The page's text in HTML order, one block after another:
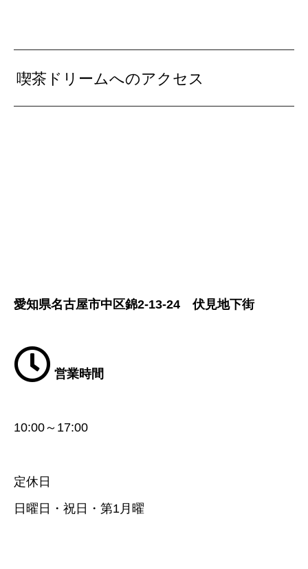
喫茶ドリームへのアクセス
愛知県名古屋市中区錦2-13-24 伏見地下街
営業時間
10:00～17:00
定休日
日曜日・祝日・第1月曜